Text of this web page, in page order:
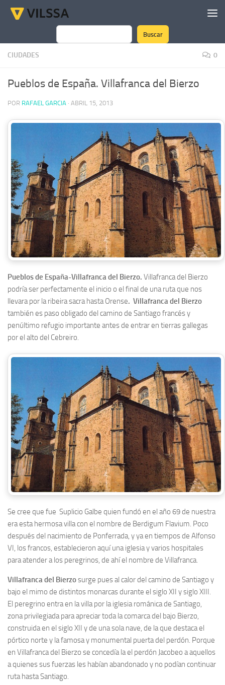
Saltar al contenido
Buscar
Buscar
CIUDADES 0
Pueblos de España. Villafranca del Bierzo
POR RAFAEL GARCIA · ABRIL 15, 2013
Pueblos de España-Villafranca del Bierzo. Villafranca del Bierzo
podría ser perfectamente el inicio o el final de una ruta que nos
llevara por la ribeira sacra hasta Orense. Villafranca del Bierzo
también es paso obligado del camino de Santiago francés y
penúltimo refugio importante antes de entrar en tierras gallegas
por el alto del Cebreiro.
Se cree que fue Suplicio Galbe quien fundó en el año 69 de nuestra
era esta hermosa villa con el nombre de Berdigum Flavium. Poco
después del nacimiento de Ponferrada, y ya en tiempos de Alfonso
VI, los francos, establecieron aquí una iglesia y varios hospitales
para atender a los peregrinos, de ahí el nombre de Villafranca.
Villafranca del Bierzosurge pues al calor del camino de Santiago y
bajo el mimo de distintos monarcas durante el siglo XII y siglo XIII.
El peregrino entra en la villa por la iglesia románica de Santiago,
zona privilegiada para apreciar toda la comarca del bajo Bierzo,
construida en el siglo XII y de una sola nave, de la que destaca el
pórtico norte y la famosa y monumental puerta del perdón. Porque
en Villafranca del Bierzo se concedía la el perdón Jacobeo a aquellos
a quienes sus fuerzas les habían abandonado y no podían continuar
ruta hasta Santiago.